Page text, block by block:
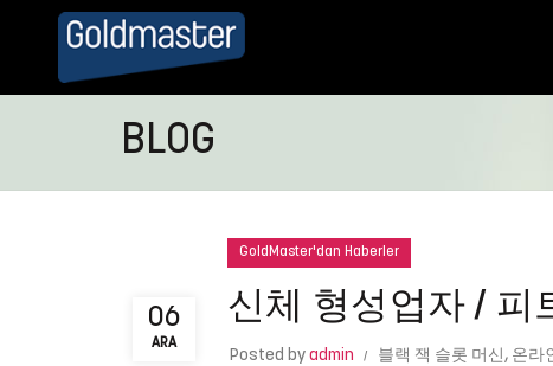
BLOG
06
ARA
GoldMaster'dan Haberler
신체 형성업자 / 피
Posted by admin 블랙 잭 슬롯 머신, 온라